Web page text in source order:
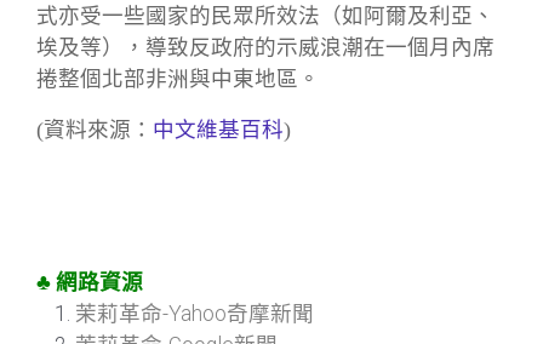
式亦受一些國家的民眾所效法（如阿爾及利亞、
埃及等），導致反政府的示威浪潮在一個月內席
捲整個北部非洲與中東地區。
(資料來源： 中文維基百科)
♣ 網路資源
茉莉革命-Yahoo奇摩新聞